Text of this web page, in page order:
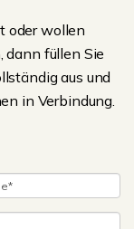
oder wollen
dann füllen Sie
aus und
in Verbindung.